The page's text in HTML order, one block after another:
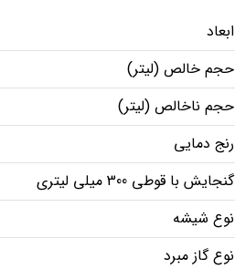
ابعاد
حجم خالص (لیتر)
حجم ناخالص (لیتر)
رنج دمایی
گنجایش با قوطی 300 میلی لیتری
نوع شیشه
نوع گاز مبرد